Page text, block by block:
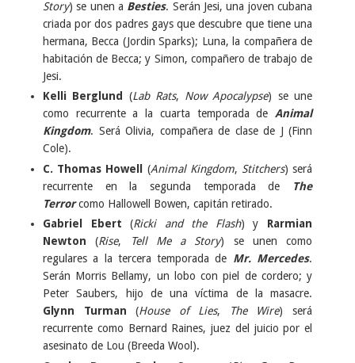
Story) se unen a Besties. Serán Jesi, una joven cubana
criada por dos padres gays que descubre que tiene una
hermana, Becca (Jordin Sparks); Luna, la compañera de
habitación de Becca; y Simon, compañero de trabajo de
Jesi.
Kelli Berglund
(Lab Rats, Now Apocalypse) se une
como recurrente a la cuarta temporada de Animal
Kingdom. Será Olivia, compañera de clase de J (Finn
Cole).
C. Thomas Howell
(Animal Kingdom, Stitchers) será
recurrente en la segunda temporada de
The
Terrorcomo Hallowell Bowen, capitán retirado.
Gabriel Ebert (Ricki and the Flash) y Rarmian
Newton (Rise, Tell Me a Story) se unen como
regulares a la tercera temporada de Mr. Mercedes.
Serán Morris Bellamy, un lobo con piel de cordero; y
Peter Saubers, hijo de una víctima de la masacre.
Glynn Turman (House of Lies, The Wire) será
recurrente como Bernard Raines, juez del juicio por el
asesinato de Lou (Breeda Wool).